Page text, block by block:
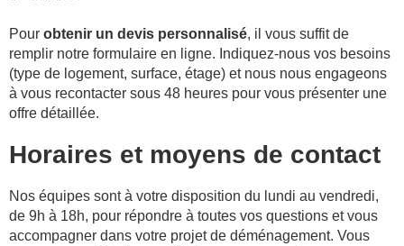
Pour obtenir un devis personnalisé, il vous suffit de
remplir notre formulaire en ligne. Indiquez-nous vos besoins
(type de logement, surface, étage) et nous nous engageons
à vous recontacter sous 48 heures pour vous présenter une
offre détaillée.
Horaires et moyens de contact
Nos équipes sont à votre disposition du lundi au vendredi,
de 9h à 18h, pour répondre à toutes vos questions et vous
accompagner dans votre projet de déménagement. Vous